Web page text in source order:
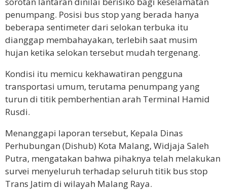
penumpang. Posisi bus stop yang berada hanya
beberapa sentimeter dari selokan terbuka itu
dianggap membahayakan, terlebih saat musim
hujan ketika selokan tersebut mudah tergenang.
Kondisi itu memicu kekhawatiran pengguna
transportasi umum, terutama penumpang yang
turun di titik pemberhentian arah Terminal Hamid
Rusdi.
Menanggapi laporan tersebut, Kepala Dinas
Perhubungan (Dishub) Kota Malang, Widjaja Saleh
Putra, mengatakan bahwa pihaknya telah melakukan
survei menyeluruh terhadap seluruh titik bus stop
Trans Jatim di wilayah Malang Raya.